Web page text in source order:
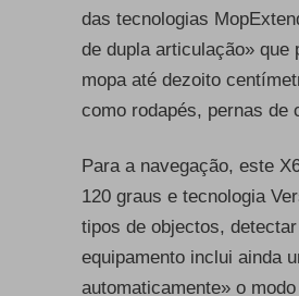
das tecnologias
de dupla articulação»
mopa até dezoito
como rodapés, pernas de
Para a navegação, este
120 graus e tecnologia
tipos de objectos,
equipamento inclui ainda
automaticamente» o